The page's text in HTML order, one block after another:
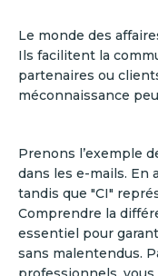
Le monde des
Ils facilitent la
partenaires ou
méconnaissance
Prenons l’exemple
dans les e-mails. En
tandis que "CI"
Comprendre la
essentiel pour
sans malentendus.